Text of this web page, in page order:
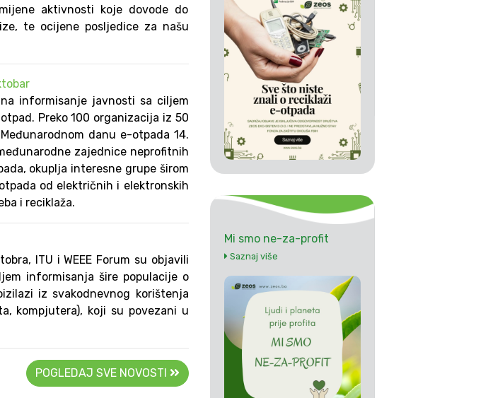
aktivnosti koje dovode do
te ocijene posljedice za našu
informisanje javnosti sa ciljem
Preko 100 organizacija iz 50
danu e-otpada 14.
zajednice neprofitnih
okuplja interesne grupe širom
od električnih i elektronskih
i reciklaža.
ITU i WEEE Forum su objavili
informisanja šire populacije o
iz svakodnevnog korištenja
kompjutera), koji su povezani u
POGLEDAJ SVE NOVOSTI
Mi smo ne-za-profit
Saznaj više